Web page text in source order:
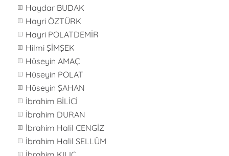
Haydar BUDAK
Hayri ÖZTÜRK
Hayri POLATDEMİR
Hilmi ŞİMŞEK
Hüseyin AMAÇ
Hüseyin POLAT
Hüseyin ŞAHAN
İbrahim BİLİCİ
İbrahim DURAN
İbrahim Halil CENGİZ
İbrahim Halil SELLÜM